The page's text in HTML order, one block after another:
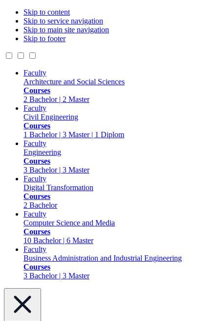
Skip to content
Skip to service navigation
Skip to main site navigation
Skip to footer
Faculty
Architecture and Social Sciences
Courses
2 Bachelor | 2 Master
Faculty
Civil Engineering
Courses
1 Bachelor | 3 Master | 1 Diplom
Faculty
Engineering
Courses
3 Bachelor | 3 Master
Faculty
Digital Transformation
Courses
2 Bachelor
Faculty
Computer Science and Media
Courses
10 Bachelor | 6 Master
Faculty
Business Administration and Industrial Engineering
Courses
3 Bachelor | 3 Master